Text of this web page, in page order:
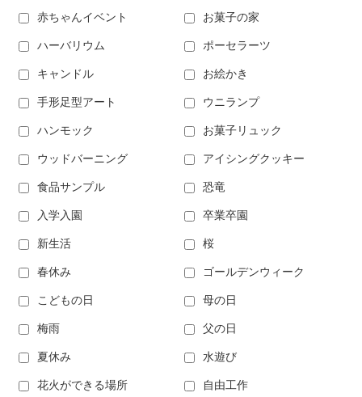
赤ちゃんイベント お菓子の家
ハーバリウム ポーセラーツ
キャンドル お絵かき
手形足型アート ウニランプ
ハンモック お菓子リュック
ウッドバーニング アイシングクッキー
食品サンプル 恐竜
入学入園 卒業卒園
新生活 桜
春休み ゴールデンウィーク
こどもの日 母の日
梅雨 父の日
夏休み 水遊び
花火ができる場所 自由工作